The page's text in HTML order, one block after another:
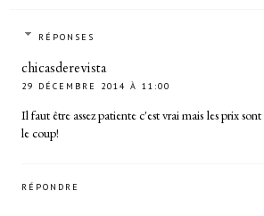
RÉPONSES
chicasderevista
29 DÉCEMBRE 2014 À 11:00
Il faut être assez patiente c'est vrai mais les prix
le coup!
RÉPONDRE